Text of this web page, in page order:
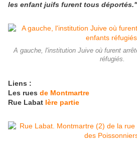
les enfant juifs furent tous déportés."
A gauche, l'institution Juive où furent
réfugiés.
Liens :
Les rues de Montmartre
Rue Labat Ière partie